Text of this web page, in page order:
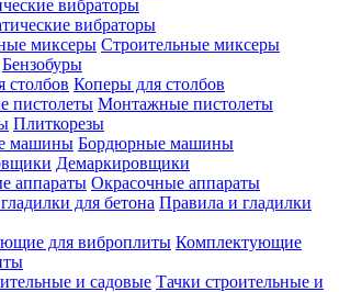
вибраторы
вибраторы
Строительные миксеры
Бензобуры
Коперы для столбов
Монтажные пистолеты
Плиткорезы
Бордюрные машины
Демаркировщики
Окрасочные аппараты
Правила и гладилки
Комплектующие
Тачки строительные и